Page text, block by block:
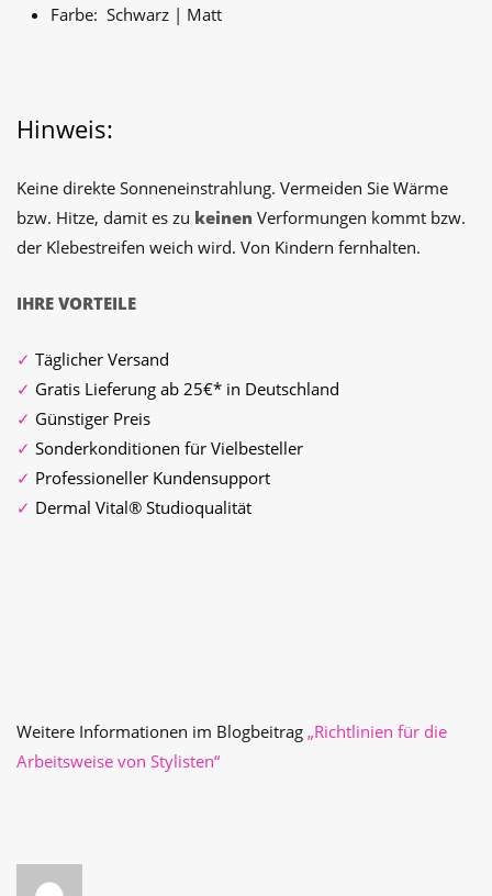
Farbe: Schwarz | Matt
Hinweis:
Keine direkte Sonneneinstrahlung. Vermeiden Sie Wärme
bzw. Hitze, damit es zu keinen Verformungen kommt bzw.
der Klebestreifen weich wird. Von Kindern fernhalten.
IHRE VORTEILE
✓ Täglicher Versand
✓ Gratis Lieferung ab 25€* in Deutschland
✓ Günstiger Preis
✓ Sonderkonditionen für Vielbesteller
✓ Professioneller Kundensupport
✓ Dermal Vital® Studioqualität
Weitere Informationen im Blogbeitrag „Richtlinien für die
Arbeitsweise von Stylisten“